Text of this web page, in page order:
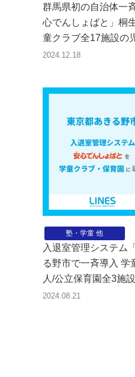
群馬県初の自治体一
心でんしょばと」桐
童クラブ全17施設の
2024.12.18
塾・学童 他
入退室管理システム
る野市で一斉導入 学
人/公立保育園全3施
2024.08.21